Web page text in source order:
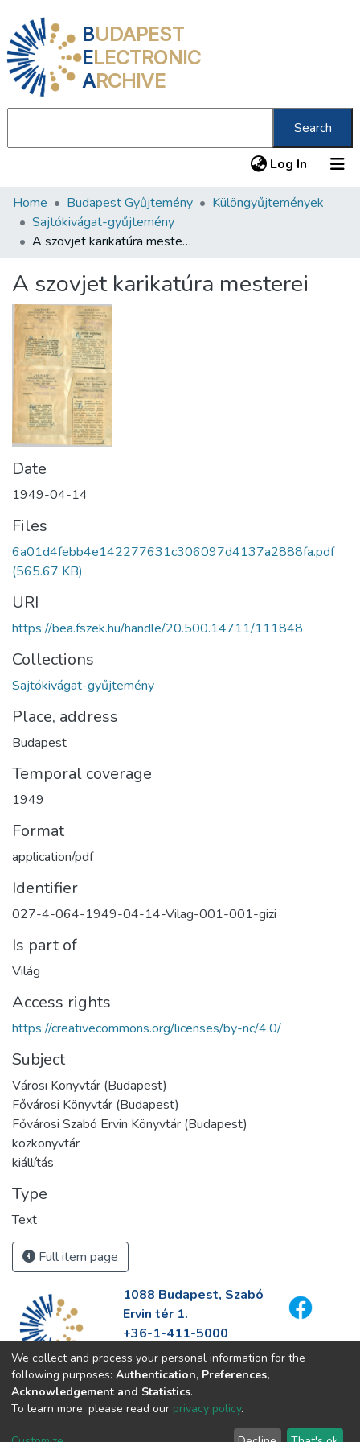
BUDAPEST
ELECTRONIC
ARCHIVE
Search
Log In (current)
Communities & Collections
All of DSpace
About us
Home Budapest Gyűjtemény
Különgyűjtemények
Sajtókivágat-gyűjtemény
A szovjet karikatúra mesterei
A szovjet karikatúra mesterei
Date
1949-04-14
Files
6a01d4febb4e142277631c306097d4137a2888fa.pdf
(565.67 KB)
URI
https://bea.fszek.hu/handle/20.500.14711/111848
Collections
Sajtókivágat-gyűjtemény
Place, address
Budapest
Temporal coverage
1949
Format
application/pdf
Identifier
027-4-064-1949-04-14-Vilag-001-001-gizi
Is part of
Világ
Access rights
https://creativecommons.org/licenses/by-nc/4.0/
Subject
Városi Könyvtár (Budapest)
Fővárosi Könyvtár (Budapest)
Fővárosi Szabó Ervin Könyvtár (Budapest)
közkönyvtár
kiállítás
Type
Text
Full item page
1088 Budapest, Szabó
Ervin tér 1.
+36-1-411-5000
info@fszek.hu
https://fszek.hu
We collect and process your personal information for the
following purposes: Authentication, Preferences,
Acknowledgement and Statistics.
To learn more, please read our privacy policy.